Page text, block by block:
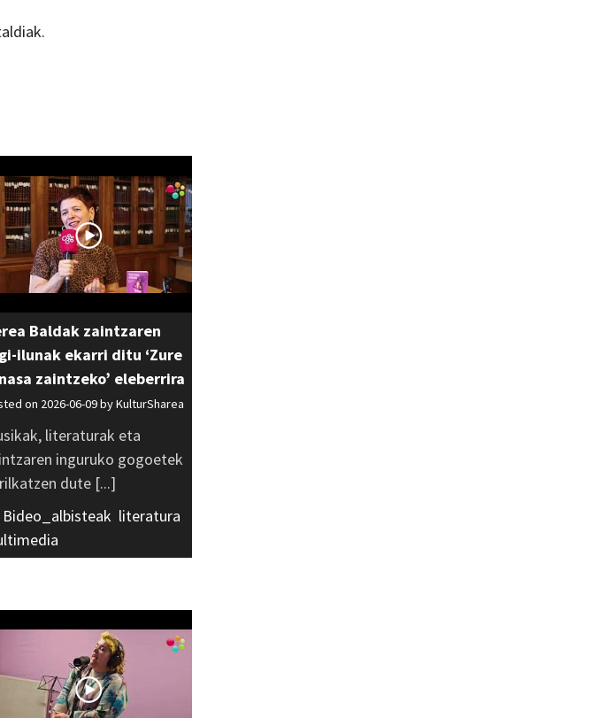
Baldak zaintzaren
ilunak ekarri ditu ‘Zure
zaintzeko’ eleberrira
on 2026-06-09 byKulturSharea
literaturak eta
inguruko gogoetek
dute [...]
Bideo_albisteak literatura